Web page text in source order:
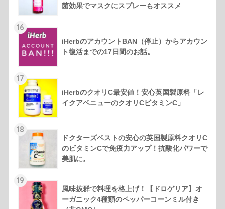
菌効果でマスクにスプレーもオススメ
16
iHerbのアカウントBAN（停止）からアカウン
ト復活までの17日間のお話。
17
iHerbのクオリC最安値！安心英国製原料「レ
イクアベニューのクオリCビタミンC」
18
ドクターズベストの安心の英国製原料クオリC
のビタミンCで免疫力アップ！抗酸化パワーで
美肌に。
19
風味抜群で料理を格上げ！【ドロゲリア】オ
ーガニック4種類のペッパーコーンミル付き